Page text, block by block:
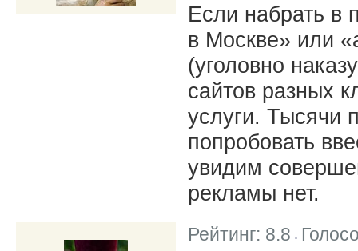
Если набрать в
в Москве» или
(уголовно
сайтов разных
услуги. Тысячи
попробовать
увидим
рекламы нет.
Рейтинг: 8.8 |